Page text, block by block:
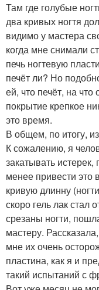
Там где голубые
два кривых ногтя
видимо у мастера
когда мне снимали
печь ногтевую
печёт ли? Но
ей, что печёт, на
покрытие крепкое
это время.
В общем, по итогу,
К сожалению, я
закатывать
менее привести это
кривую длинну
скоро гель лак стал
срезаны ногти,
мастеру.
мне их очень
пластина, как я и
такий испытаний с